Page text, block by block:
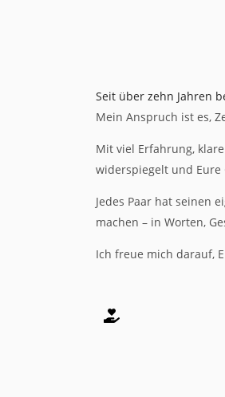
Seit über zehn Jahren
Mein Anspruch ist es,
Mit viel Erfahrung,
widerspiegelt und Eure
Jedes Paar hat seinen
machen – in Worten,
Ich freue mich darauf,